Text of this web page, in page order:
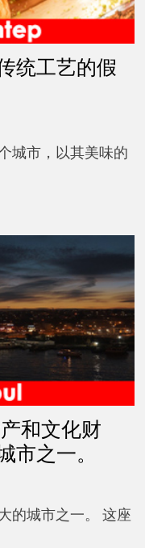
统工艺的假
城市，以其美味的
和文化财
市之一。
的城市之一。 这座